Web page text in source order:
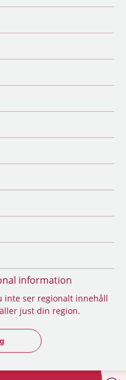
information
inte ser regionalt innehåll
just din region.
regionsväljaren